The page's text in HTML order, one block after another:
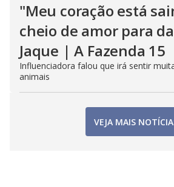
"Meu coração está
cheio de amor para
Jaque | A Fazenda 15
Influenciadora falou que irá sentir
animais
VEJA MAIS